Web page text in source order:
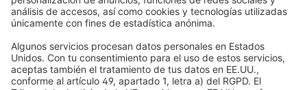
Únete
Al suscribirte a nuestro newsletter, aceptas nuestrapolítica de privacidad. Puedes
cancelar tu suscripción en cualquier momento y de manera gratuita a través del
enlace que recibirás en el correo electrónico. *Campo obligatorio